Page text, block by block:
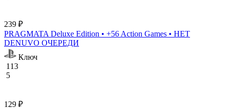
239 ₽
PRAGMATA Deluxe Edition • +56 Action Games • НЕТ
DENUVO ОЧЕРЕДИ
Ключ
113
5
129 ₽